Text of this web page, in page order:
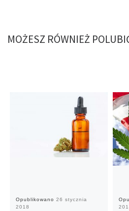
MOŻESZ RÓWNIEŻ
Opublikowano 26 stycznia
2018